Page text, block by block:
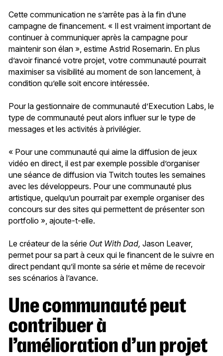
Cette communication ne s’arrête pas à la fin d’une
campagne de financement. « Il est vraiment important de
continuer à communiquer après la campagne pour
maintenir son élan », estime Astrid Rosemarin. En plus
d’avoir financé votre projet, votre communauté pourrait
maximiser sa visibilité au moment de son lancement, à
condition qu’elle soit encore intéressée.
Pour la gestionnaire de communauté d’Execution Labs, le
type de communauté peut alors influer sur le type de
messages et les activités à privilégier.
« Pour une communauté qui aime la diffusion de jeux
vidéo en direct, il est par exemple possible d’organiser
une séance de diffusion via Twitch toutes les semaines
avec les développeurs. Pour une communauté plus
artistique, quelqu’un pourrait par exemple organiser des
concours sur des sites qui permettent de présenter son
portfolio », ajoute-t-elle.
Le créateur de la série Out With Dad, Jason Leaver,
permet pour sa part à ceux qui le financent de le suivre en
direct pendant qu’il monte sa série et même de recevoir
ses scénarios à l’avance.
Une communauté peut
contribuer à
l’amélioration d’un projet